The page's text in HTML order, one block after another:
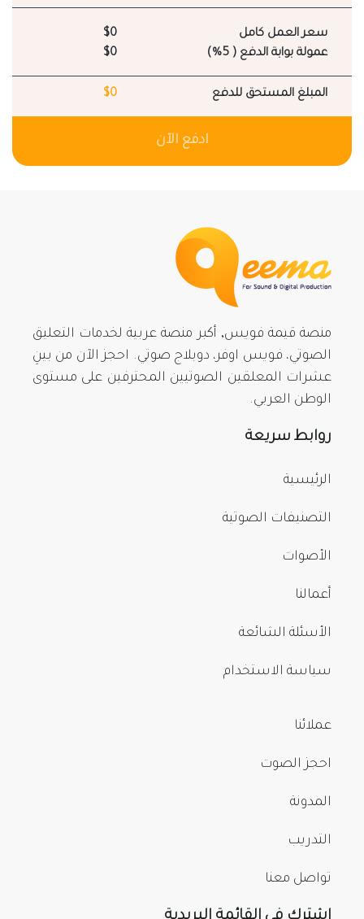
سعر العمل كامل
$0
عمولة بوابة الدفع ( 5%)
$0
المبلغ المستحق للدفع $0
ادفع الآن
منصة قيمة فويس, أكبر منصة عربية لخدمات التعليق
الصوتي، فويس اوفر، دوبلاج صوتي. احجز الآن من بينِ
عشرات المعلقين الصوتيين المحترفين على مستوى
الوطن العربي.
روابط سريعة
الرئيسية
التصنيفات الصوتية
الأصوات
أعمالنا
الأسئلة الشائعة
سياسة الاستخدام
عملائنا
احجز الصوت
المدونة
التدريب
تواصل معنا